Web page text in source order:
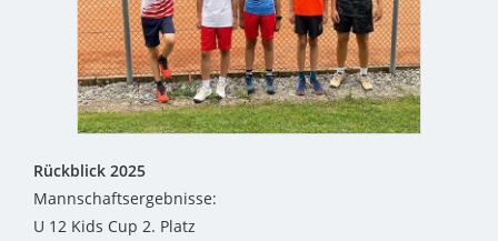
Rückblick 2025
Mannschaftsergebnisse:
U 12 Kids Cup 2. Platz